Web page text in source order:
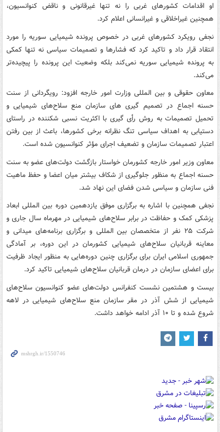
او اقدامات کشورهای غربی را نه تنها غیرقانونی و ناقض کنوانسیون،
همچنین غیراخلاقی و غیرانسانی اعلام کرد.
نجفی رویکرد کشورهای غربی در خصوص پرونده شیمیایی سوریه را مورد
انتقاد قرار داد و تاکید کرد که فشارها و تصمیمات سیاسی نه تنها کمکی
به پرونده شیمیایی سوریه نمی‌کند بلکه وضعیت این پرونده را پیچیده‌تر
می‌کند.
معاون حقوقی و بین المللی وزارت امور خارجه افزود: رویگردانی از سنت
حسنه اجماع در تصمیم گیری های سازمان منع سلاح‌های شیمیایی و
تحمیل تصمیمات به روش رأی گیری با اکثریت نسبی شکننده در راستای
دستیابی به اهداف سیاسی تنگ نظرانه برخی کشورها، باعث از بین رفتن
اعتبار تصمیمات سازمان و تضعیف اجرای مؤثر کنوانسیون شده است.
معاون وزیر امور خارجه کشورمان خواستار بازگشت دولت‌های عضو به سنت
حسنه اجماع به منظور جلوگیری از شکاف بیشتر میان اعضا و حفظ ماهیت
فنی سازمان و سیاسی شدن فضای این نهاد شد.
نجفی همچنین با اشاره به برگزاری موفق یازدهمین دوره بین المللی ابعاد
پزشکی کمک و حفاظت در برابر سلاح‌های شیمیایی در مهرماه سال جاری و
شرکت ۲۵ نفر از متخصصان بین المللی و برگزاری برنامه‌های میدانی و
معاینه قربانیان سلاح‌های شیمیایی کشورمان در این دوره، بر آمادگی
جمهوری اسلامی ایران برای برگزاری چنین دوره‌هایی به منظور ایجاد ظرفیت
برای اعضای سازمان در درمان قربانیان سلاح‌های شیمیایی تاکید کرد.
بیست و هشتمین نشست کنفرانس دولت‌های عضو کنوانسیون سلاح‌های
شیمیایی از شش آذر در مقر سازمان منع سلاح‌های شیمیایی در لاهه
شروع شده و تا ۱۰ آذر ادامه خواهد داشت.